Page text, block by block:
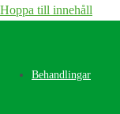
Hoppa till innehåll
Behandlingar